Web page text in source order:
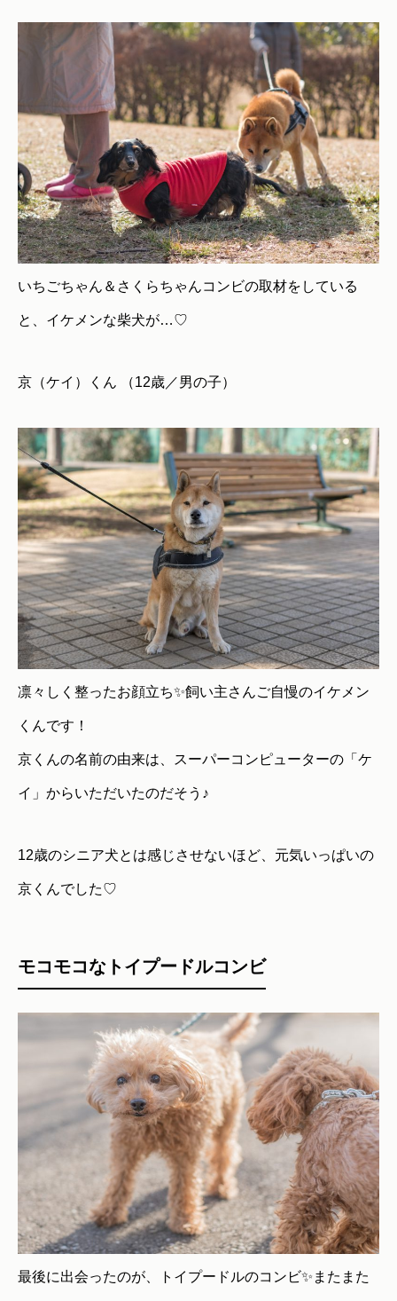
いちごちゃん＆さくらちゃんコンビの取材をしている
と、イケメンな柴犬が…♡
京（ケイ）くん （12歳／男の子）
凛々しく整ったお顔立ち✨飼い主さんご自慢のイケメン
くんです！
京くんの名前の由来は、スーパーコンピューターの「ケ
イ」からいただいたのだそう♪
12歳のシニア犬とは感じさせないほど、元気いっぱいの
京くんでした♡
モコモコなトイプードルコンビ
最後に出会ったのが、トイプードルのコンビ✨またまた